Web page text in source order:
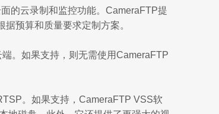
的云录制和监控功能。CameraFTP提
预算和质量要求定制方案。
。如果支持，则无需使用CameraFTP
。如果支持，CameraFTP VSS软